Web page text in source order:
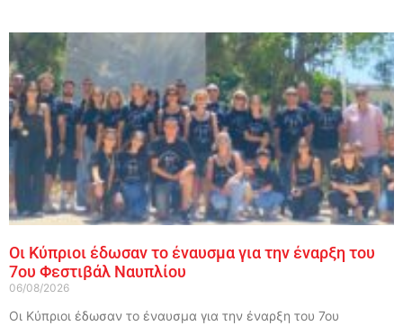
Οι Κύπριοι έδωσαν το έναυσμα για την έναρξη του
7ου Φεστιβάλ Ναυπλίου
06/08/2026
Οι Κύπριοι έδωσαν το έναυσμα για την έναρξη του 7ου